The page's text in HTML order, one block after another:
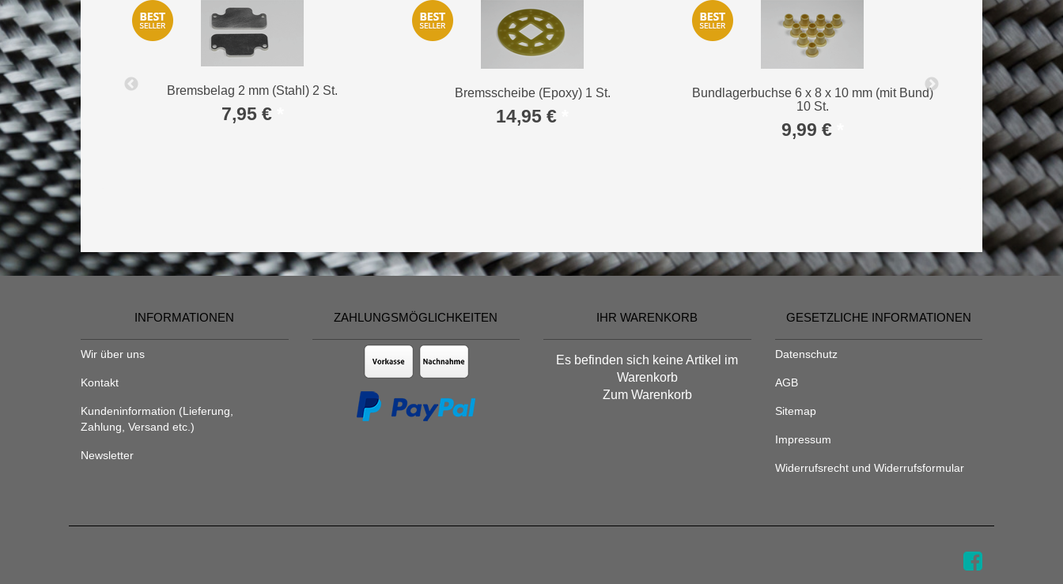
1 St. Bremsbelag 2 mm (Stahl) 2 St.
7,95 €
Bremsscheibe (Epoxy) 1 St.
14,95 €
Bundlagerbuchse 6 x 8 x 10 mm (mit Bund)
10 St.
9,99 €
Bremswelle
INFORMATIONEN
Wir über uns
Kontakt
Kundeninformation (Lieferung,
Zahlung, Versand etc.)
Newsletter
ZAHLUNGSMÖGLICHKEITEN IHR WARENKORB
Es befinden sich keine Artikel im
Warenkorb
Zum Warenkorb
GESETZLICHE INFORMATIONEN
Datenschutz
AGB
Sitemap
Impressum
Widerrufsrecht und Widerrufsformular